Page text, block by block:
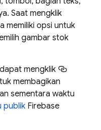
Saat mengklik
memiliki opsi untuk
gambar stok
mengklik
membagikan
sementara waktu
publik Firebase